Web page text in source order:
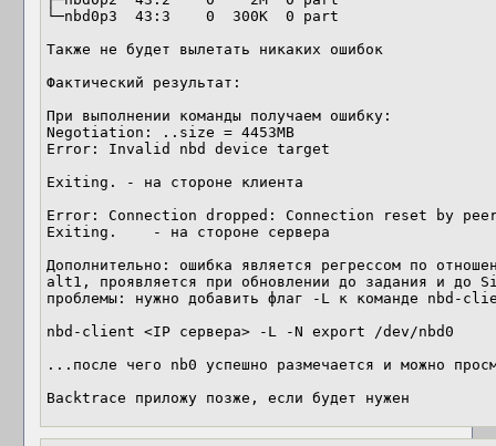
└─nbd0p3  43:3    0  300K  0 part
Также не будет вылетать никаких ошибок
Фактический результат:
При выполнении команды получаем ошибку:
Negotiation: ..size = 4453MB
Error: Invalid nbd device target
Exiting. - на стороне клиента
Error: Connection dropped: Connection reset by
Exiting.    - на стороне сервера
Дополнительно: ошибка является регрессом по
alt1, проявляется при обновлении до задания и до
проблемы: нужно добавить флаг -L к команде nbd-
nbd-client <IP сервера> -L -N export /dev/nbd0
...после чего nb0 успешно размечается и можно
Backtrace приложу позже, если будет нужен